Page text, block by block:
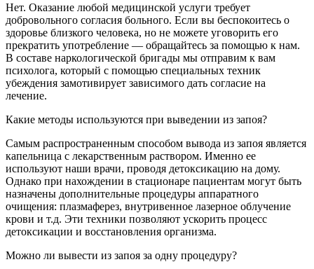
Нет. Оказание любой медицинской услуги требует
добровольного согласия больного. Если вы беспокоитесь о
здоровье близкого человека, но не можете уговорить его
прекратить употребление — обращайтесь за помощью к нам.
В составе наркологической бригады мы отправим к вам
психолога, который с помощью специальных техник
убеждения замотивирует зависимого дать согласие на
лечение.
Какие методы используются при выведении из запоя?
Самым распространенным способом вывода из запоя является
капельница с лекарственным раствором. Именно ее
используют наши врачи, проводя детоксикацию на дому.
Однако при нахождении в стационаре пациентам могут быть
назначены дополнительные процедуры аппаратного
очищения: плазмаферез, внутривенное лазерное облучение
крови и т.д. Эти техники позволяют ускорить процесс
детоксикации и восстановления организма.
Можно ли вывести из запоя за одну процедуру?